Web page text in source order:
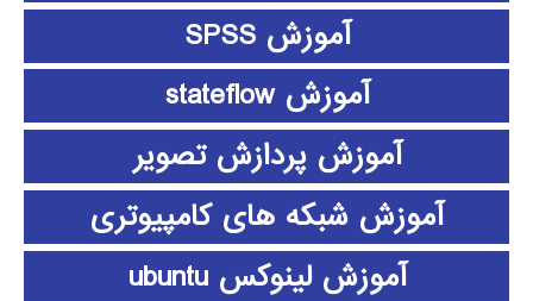
آموزش SPSS
آموزش stateflow
آموزش پردازش تصویر
آموزش شبکه های کامپیوتری
آموزش لینوکس ubuntu